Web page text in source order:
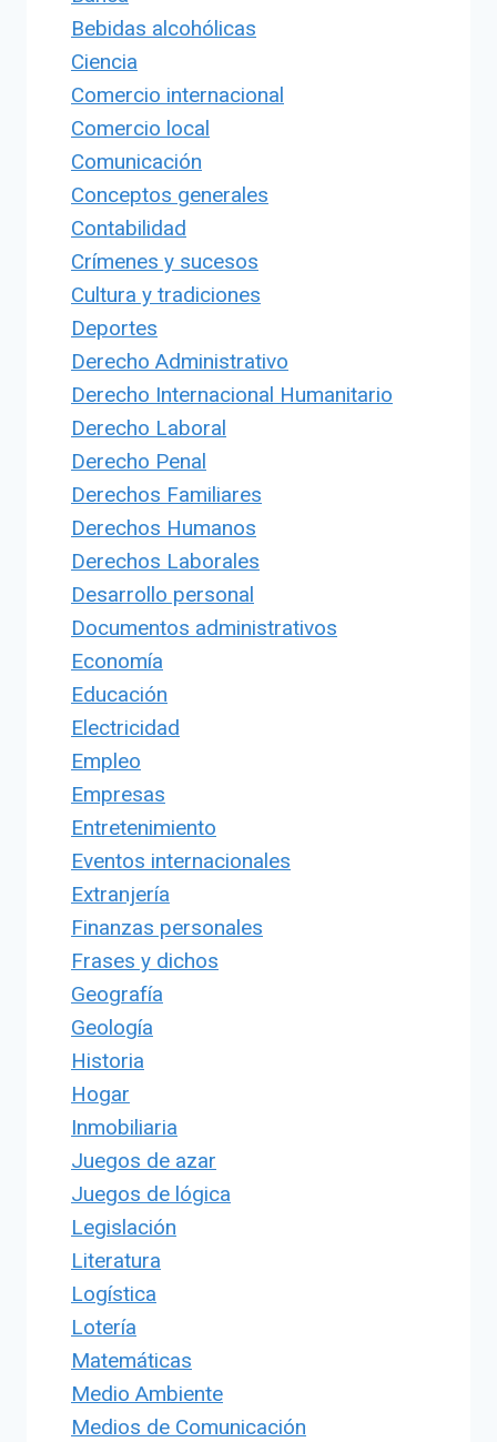
Bebidas alcohólicas
Ciencia
Comercio internacional
Comercio local
Comunicación
Conceptos generales
Contabilidad
Crímenes y sucesos
Cultura y tradiciones
Deportes
Derecho Administrativo
Derecho Internacional Humanitario
Derecho Laboral
Derecho Penal
Derechos Familiares
Derechos Humanos
Derechos Laborales
Desarrollo personal
Documentos administrativos
Economía
Educación
Electricidad
Empleo
Empresas
Entretenimiento
Eventos internacionales
Extranjería
Finanzas personales
Frases y dichos
Geografía
Geología
Historia
Hogar
Inmobiliaria
Juegos de azar
Juegos de lógica
Legislación
Literatura
Logística
Lotería
Matemáticas
Medio Ambiente
Medios de Comunicación